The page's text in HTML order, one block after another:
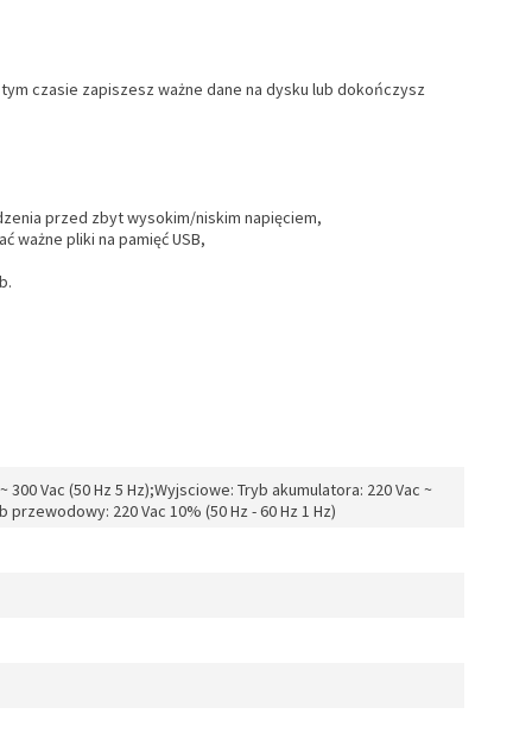
czasie zapiszesz ważne dane na dysku lub dokończysz
przed zbyt wysokim/niskim napięciem,
ważne pliki na pamięć USB,
Vac (50 Hz 5 Hz);Wyjsciowe: Tryb akumulatora: 220 Vac ~
przewodowy: 220 Vac 10% (50 Hz - 60 Hz 1 Hz)